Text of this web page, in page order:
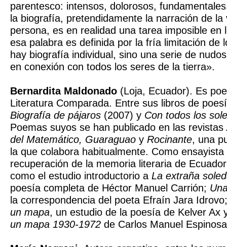
parentesco: intensos, dolorosos,
la biografía, pretendidamente la narración de la
persona, es en realidad una tarea imposible en
esa palabra es definida por la fría limitación de
hay biografía individual, sino una serie de
en conexión con todos los seres de la tierra».
Bernardita Maldonado (Loja, Ecuador). Es
Literatura Comparada. Entre sus libros de
Biografía de pájaros (2007) y Con todos los
Poemas suyos se han publicado en las revistas
del Matemático, Guaraguao y Rocinante, una
la que colabora habitualmente. Como
recuperación de la memoria literaria de
como el estudio introductorio a La extraña
poesía completa de Héctor Manuel Carrión;
la correspondencia del poeta Efraín Jara
un mapa, un estudio de la poesía de Kelver Ax
un mapa 1930-1972 de Carlos Manuel